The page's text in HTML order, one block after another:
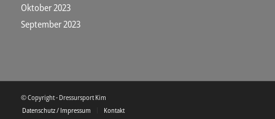
Oktober 2023
September 2023
© Copyright - Dressursport Kim
Datenschutz / Impressum
Kontakt